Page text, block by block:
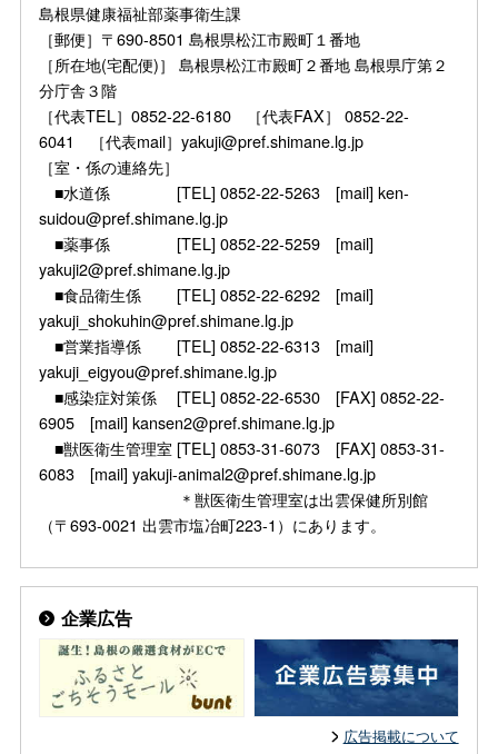
島根県健康福祉部薬事衛生課
［郵便］〒690-8501 島根県松江市殿町１番地
［所在地(宅配便)］ 島根県松江市殿町２番地 島根県庁第２
分庁舎３階
［代表TEL］0852-22-6180 ［代表FAX］ 0852-22-
6041 ［代表mail］yakuji@pref.shimane.lg.jp
［室・係の連絡先］
■水道係 [TEL] 0852-22-5263 [mail] ken-
suidou@pref.shimane.lg.jp
■薬事係 [TEL] 0852-22-5259 [mail]
yakuji2@pref.shimane.lg.jp
■食品衛生係 [TEL] 0852-22-6292 [mail]
yakuji_shokuhin@pref.shimane.lg.jp
■営業指導係 [TEL] 0852-22-6313 [mail]
yakuji_eigyou@pref.shimane.lg.jp
■感染症対策係 [TEL] 0852-22-6530 [FAX] 0852-22-
6905 [mail] kansen2@pref.shimane.lg.jp
■獣医衛生管理室 [TEL] 0853-31-6073 [FAX] 0853-31-
6083 [mail] yakuji-animal2@pref.shimane.lg.jp
＊獣医衛生管理室は出雲保健所別館
（〒693-0021 出雲市塩冶町223-1）にあります。
企業広告
広告掲載について